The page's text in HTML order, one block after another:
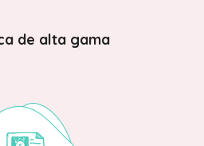
de alta gama